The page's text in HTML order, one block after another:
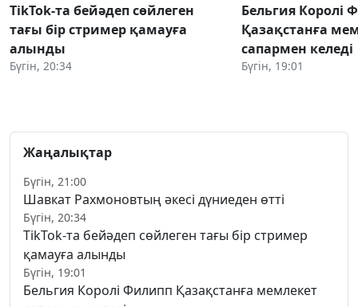
TikTok-та бейәдеп сөйлеген
тағы бір стример қамауға
алынды
Бүгін, 20:34
Бельгия Королі
Қазақстанға
сапармен келеді
Бүгін, 19:01
Жаңалықтар
Бүгін, 21:00
Шавкат Рахмоновтың әкесі дүниеден өтті
Бүгін, 20:34
TikTok-та бейәдеп сөйлеген тағы бір стример
қамауға алынды
Бүгін, 19:01
Бельгия Королі Филипп Қазақстанға мемлекет